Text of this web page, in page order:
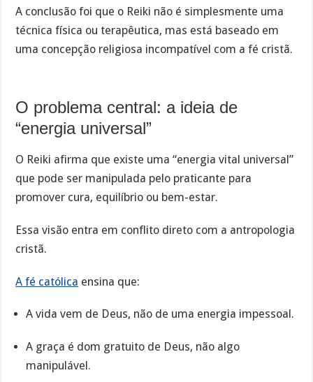
A conclusão foi que o Reiki não é simplesmente uma
técnica física ou terapêutica, mas está baseado em
uma concepção religiosa incompatível com a fé cristã.
O problema central: a ideia de
“energia universal”
O Reiki afirma que existe uma “energia vital universal”
que pode ser manipulada pelo praticante para
promover cura, equilíbrio ou bem-estar.
Essa visão entra em conflito direto com a antropologia
cristã.
A fé católica ensina que:
A vida vem de Deus, não de uma energia impessoal.
A graça é dom gratuito de Deus, não algo
manipulável.